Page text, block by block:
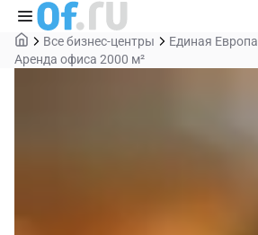
Все бизнес-центры
Единая Европа
Аренда офиса 2000 м²